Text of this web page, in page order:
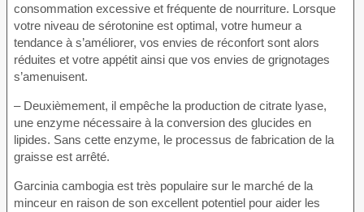
consommation excessive et fréquente de nourriture. Lorsque
votre niveau de sérotonine est optimal, votre humeur a
tendance à s’améliorer, vos envies de réconfort sont alors
réduites et votre appétit ainsi que vos envies de grignotages
s’amenuisent.
– Deuxièmement, il empêche la production de citrate lyase,
une enzyme nécessaire à la conversion des glucides en
lipides. Sans cette enzyme, le processus de fabrication de la
graisse est arrêté.
Garcinia cambogia est très populaire sur le marché de la
minceur en raison de son excellent potentiel pour aider les